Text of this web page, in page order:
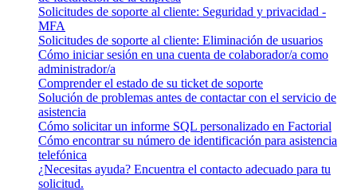
Solicitudes de soporte al cliente: Seguridad y privacidad -
MFA
Solicitudes de soporte al cliente: Eliminación de usuarios
Cómo iniciar sesión en una cuenta de colaborador/a como
administrador/a
Comprender el estado de su ticket de soporte
Solución de problemas antes de contactar con el servicio de
asistencia
Cómo solicitar un informe SQL personalizado en Factorial
Cómo encontrar su número de identificación para asistencia
telefónica
¿Necesitas ayuda? Encuentra el contacto adecuado para tu
solicitud.